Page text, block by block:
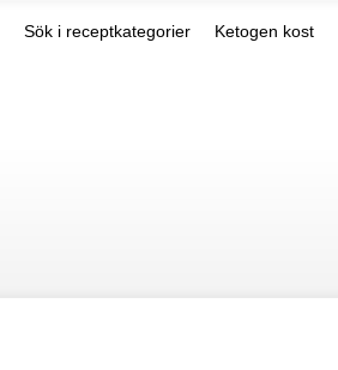
Sök i receptkategorier Ketogen kost